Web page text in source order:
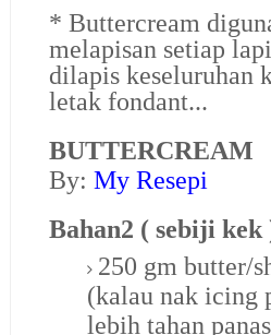
* Buttercream
melapisan setiap
dilapis keseluruhan
letak fondant...
BUTTERCREAM
By: My Resepi
Bahan2 ( sebiji kek
250 gm butter/
(kalau nak icing
lebih tahan